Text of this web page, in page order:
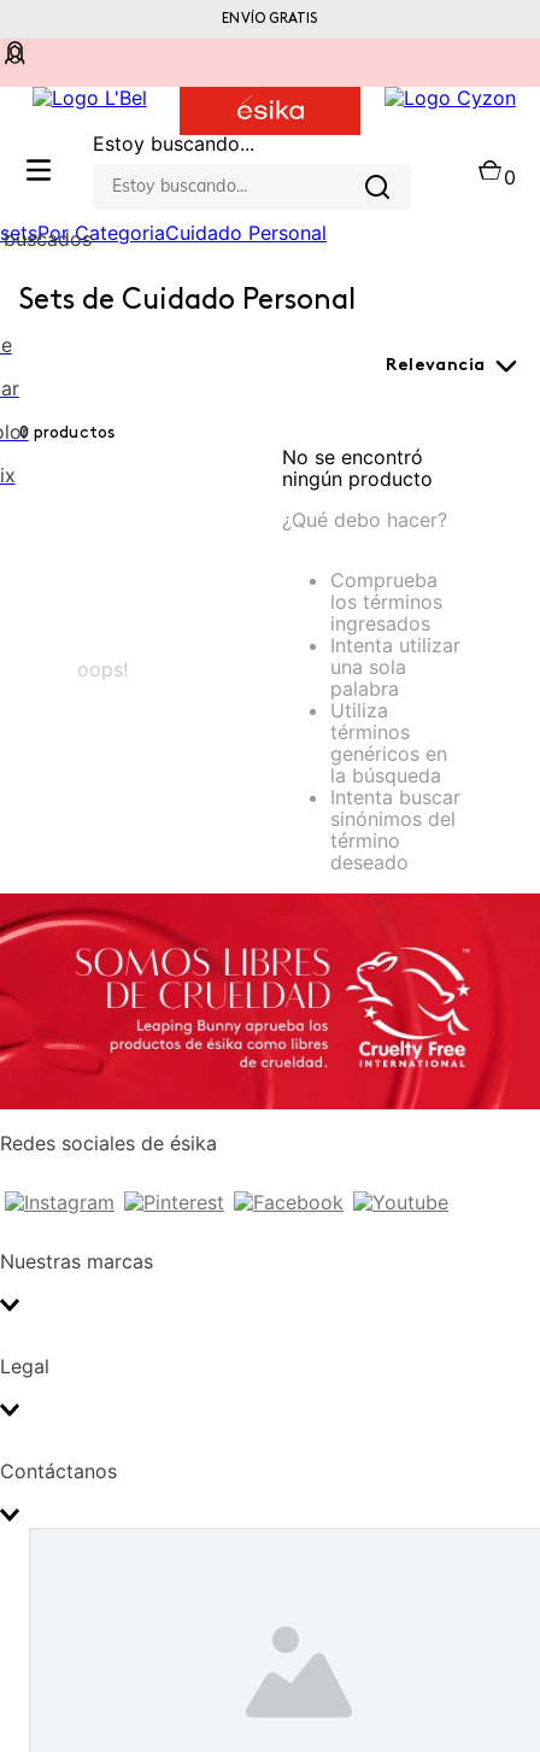
Compra a través de una consultora online
Estoy buscando...
0
ENVÍO GRATIS
setsPor CategoriaCuidado Personal
Sets de Cuidado Personal
Relevancia
0 productos
oops!
No se encontró
ningún producto
¿Qué debo hacer?
Comprueba
los términos
ingresados
Intenta utilizar
una sola
palabra
Utiliza
términos
genéricos en
la búsqueda
Intenta buscar
sinónimos del
término
deseado
Redes sociales de ésika
Nuestras marcas
Legal
Contáctanos